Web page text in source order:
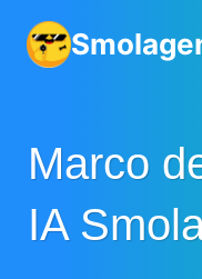
Contenido
Marco
IA